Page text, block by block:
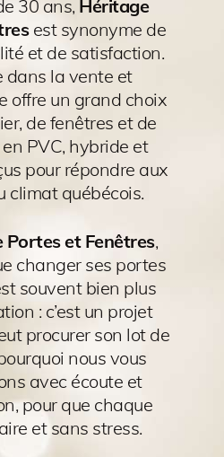
30 ans, Héritage
est synonyme de
et de satisfaction.
dans la vente et
offre un grand choix
de fenêtres et de
PVC, hybride et
pour répondre aux
climat québécois.
Portes et Fenêtres,
changer ses portes
souvent bien plus
: c’est un projet
procurer son lot de
nous vous
avec écoute et
pour que chaque
et sans stress.